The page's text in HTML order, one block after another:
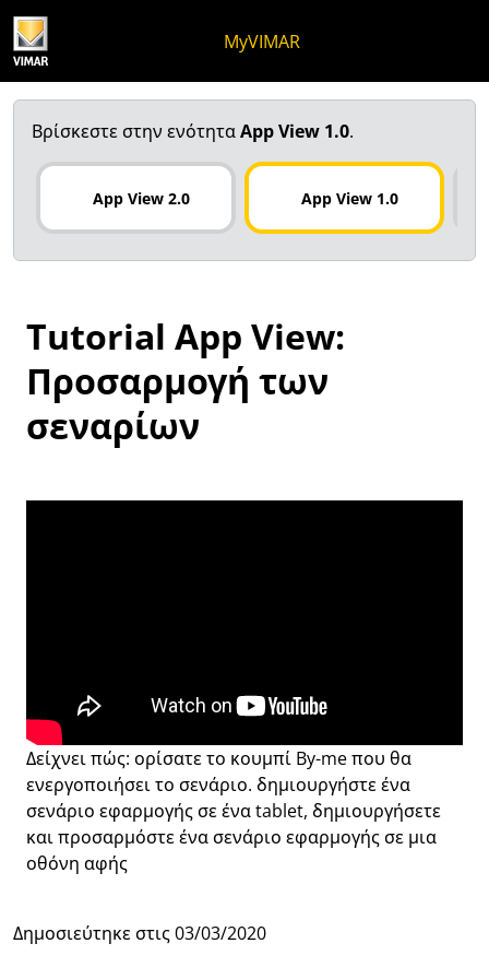
MyVIMAR
Βρίσκεστε στην ενότηταApp View 1.0.
App View 2.0 App View 1.0
Tutorial App View:
Προσαρμογή των
σεναρίων
Δείχνει πώς: ορίσατε το κουμπί By-me που θα
ενεργοποιήσει το σενάριο. δημιουργήστε ένα
σενάριο εφαρμογής σε ένα tablet, δημιουργήσετε
και προσαρμόστε ένα σενάριο εφαρμογής σε μια
οθόνη αφής
Δημοσιεύτηκε στις03/03/2020